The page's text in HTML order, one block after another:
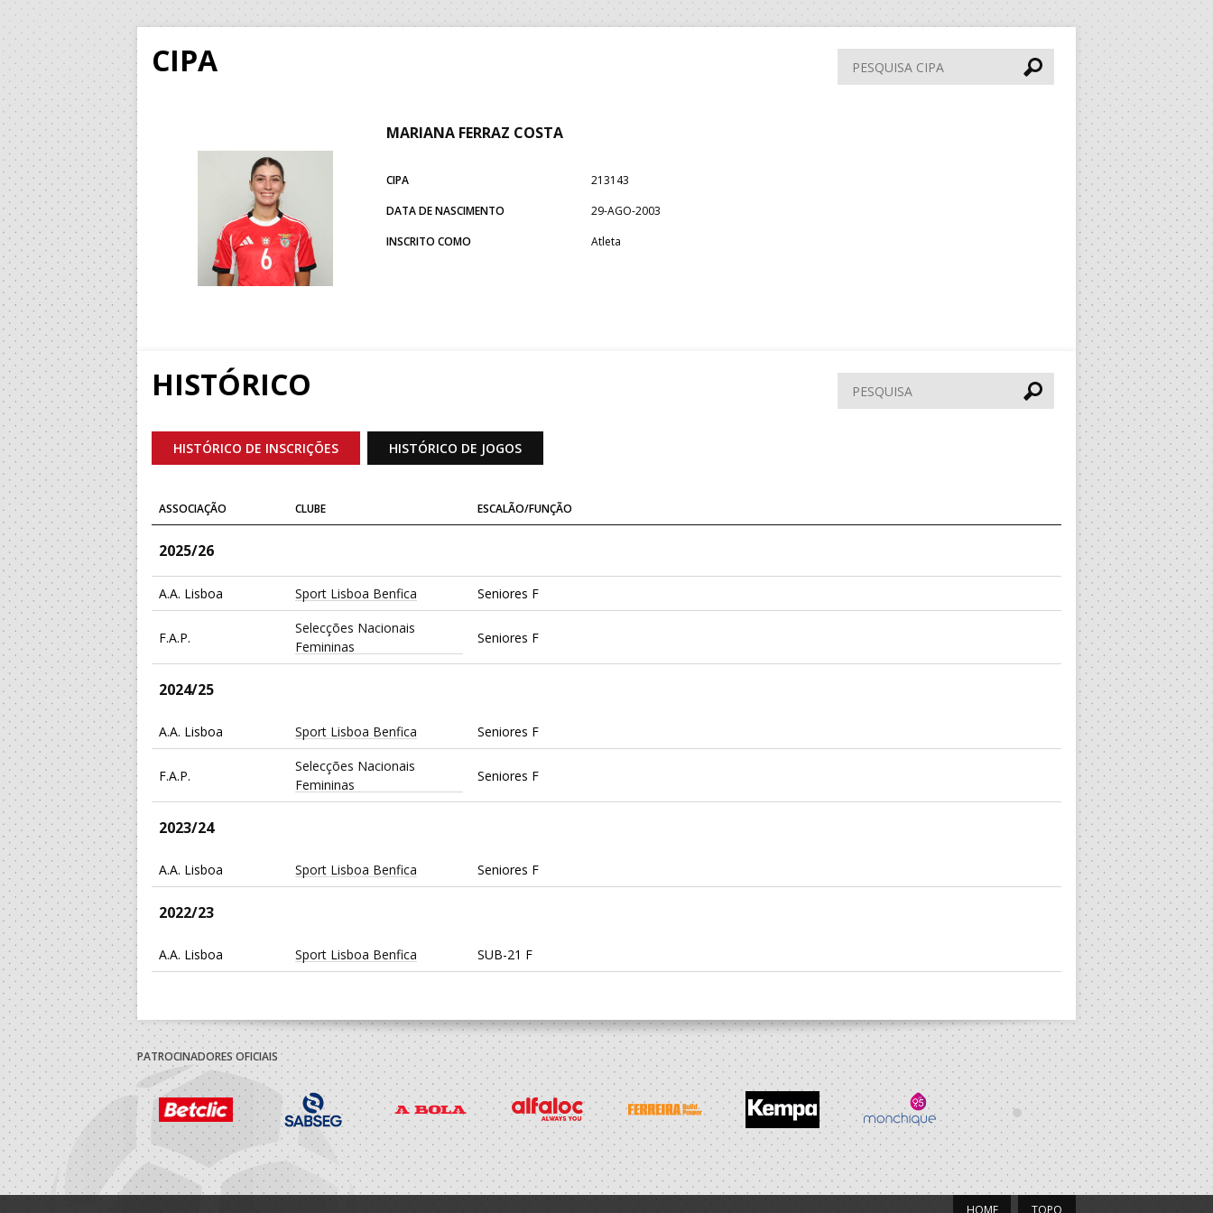
CIPA
Pesquisa
CIPA
MARIANA FERRAZ COSTA
CIPA
213143
DATA DE NASCIMENTO
29-AGO-2003
INSCRITO COMO
Atleta
HISTÓRICO Pesquisar
HISTÓRICO DE INSCRIÇÕES HISTÓRICO DE JOGOS
ASSOCIAÇÃO CLUBE ESCALÃO/FUNÇÃO
2025/26
A.A. Lisboa Sport Lisboa Benfica Seniores F
F.A.P.
Selecções Nacionais
Femininas
Seniores F
2024/25
A.A. Lisboa Sport Lisboa Benfica Seniores F
F.A.P.
Selecções Nacionais
Femininas
Seniores F
2023/24
A.A. Lisboa Sport Lisboa Benfica Seniores F
2022/23
A.A. Lisboa Sport Lisboa Benfica SUB-21 F
A.A. Lisboa Sport Lisboa Benfica SUB-20 F / Seniores F
F.A.P.
Selecções Nacionais
Femininas
SUB-20 F
2020/21
Porto A Praia
Associação Desportiva ADG
- AP
Sub 17 F - And Praia / Seniores F - And. Praia
PATROCINADORES OFICIAIS